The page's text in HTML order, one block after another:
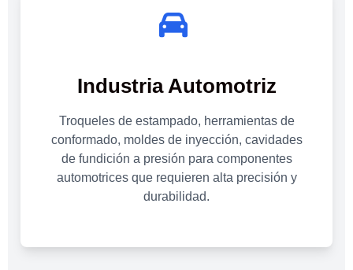
Industria Automotriz
Troqueles de estampado, herramientas de
conformado, moldes de inyección, cavidades
de fundición a presión para componentes
automotrices que requieren alta precisión y
durabilidad.